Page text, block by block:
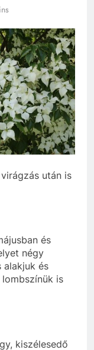
után is
és
négy
alakjuk és
is
kiszélesedő